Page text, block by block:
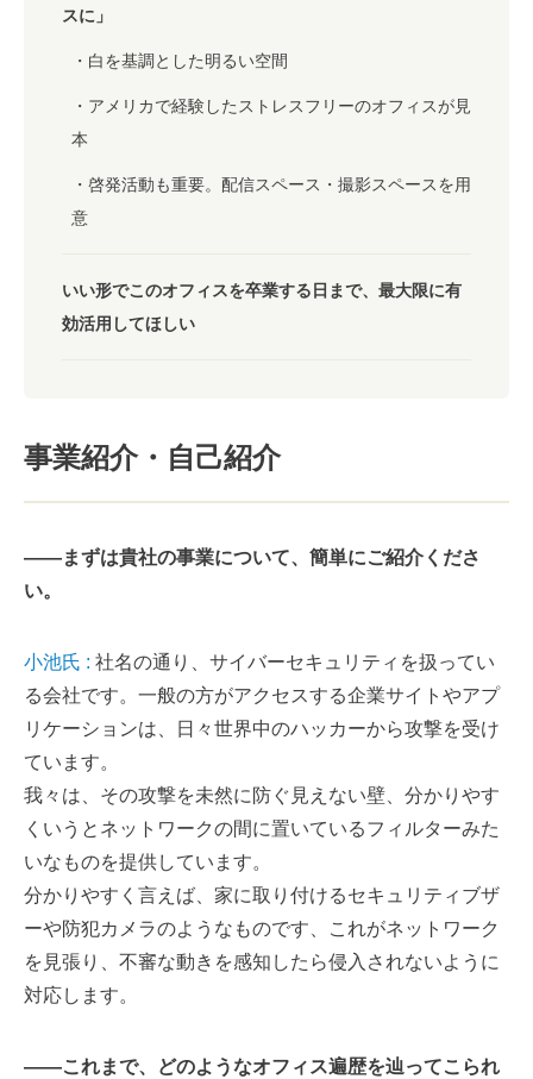
スに」
白を基調とした明るい空間
アメリカで経験したストレスフリーのオフィスが見
本
啓発活動も重要。配信スペース・撮影スペースを用
意
いい形でこのオフィスを卒業する日まで、最大限に有
効活用してほしい
事業紹介・自己紹介
――まずは貴社の事業について、簡単にご紹介くださ
い。
小池氏 : 社名の通り、サイバーセキュリティを扱ってい
る会社です。一般の方がアクセスする企業サイトやアプ
リケーションは、日々世界中のハッカーから攻撃を受け
ています。
我々は、その攻撃を未然に防ぐ見えない壁、分かりやす
くいうとネットワークの間に置いているフィルターみた
いなものを提供しています。
分かりやすく言えば、家に取り付けるセキュリティブザ
ーや防犯カメラのようなものです、これがネットワーク
を見張り、不審な動きを感知したら侵入されないように
対応します。
――これまで、どのようなオフィス遍歴を辿ってこられ